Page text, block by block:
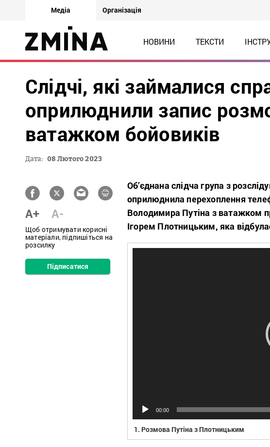
Медіа Організація
НОВИНИ ТЕКСТИ
Слідчі, які займалися
оприлюднили запис
ватажком бойовиків
Дата: 08 Лютого 2023
A+ A-
Щоб отримувати корисні
матеріали, підпишіться на
розсилку
Підписатися
Об’єднана слідча група з
оприлюднила перехоплення
Володимира Путіна з ватажком
Ігорем Плотницьким, яка
00:00
1. Розмова Путіна з Плотницьким